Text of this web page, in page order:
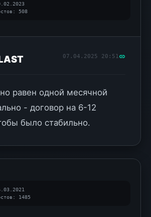
508
07.04.2025 20:51
равен одной месячной
- договор на 6-12
было стабильно.
1485